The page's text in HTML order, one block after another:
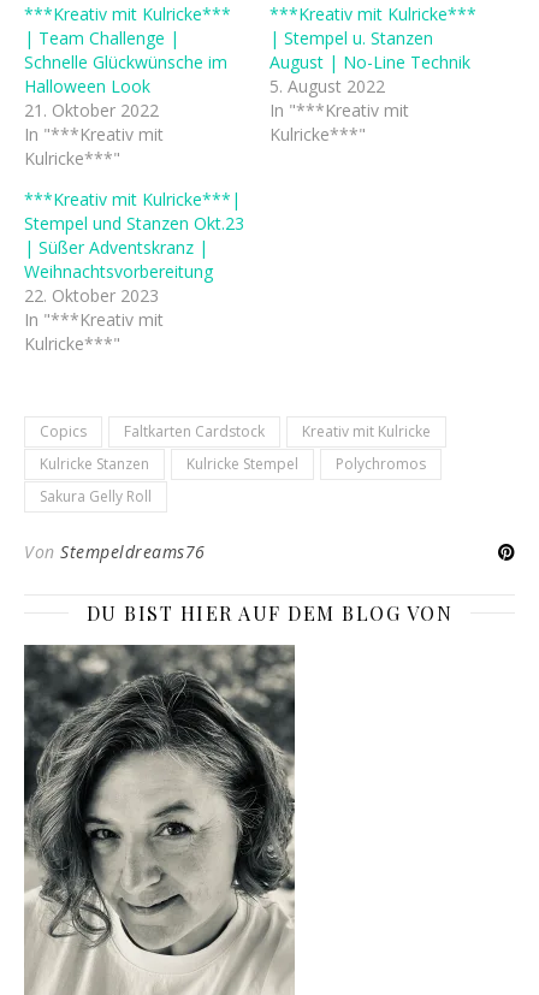
***Kreativ mit Kulricke***
| Team Challenge |
Schnelle Glückwünsche im
Halloween Look
21. Oktober 2022
In "***Kreativ mit
Kulricke***"
***Kreativ mit Kulricke***
| Stempel u. Stanzen
August | No-Line Technik
5. August 2022
In "***Kreativ mit
Kulricke***"
***Kreativ mit Kulricke***|
Stempel und Stanzen Okt.23
| Süßer Adventskranz |
Weihnachtsvorbereitung
22. Oktober 2023
In "***Kreativ mit
Kulricke***"
Copics Faltkarten Cardstock
Kreativ mit Kulricke
Kulricke Stanzen
Kulricke Stempel
Polychromos
Sakura Gelly Roll
Von Stempeldreams76
DU BIST HIER AUF DEM BLOG VON